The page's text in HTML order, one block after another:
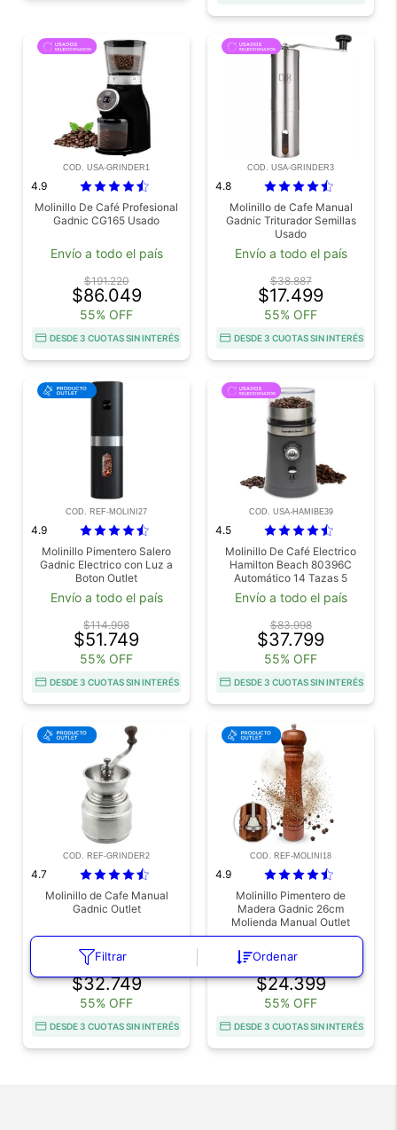
Filtrar Ordenar
COD. USA-GRINDER1
4.9
Molinillo De Café Profesional
Gadnic CG165 Usado
Envío a todo el país
$191.220
$86.049
55% OFF
DESDE 3 CUOTAS SIN INTERÉS
COD. USA-GRINDER3
4.8
Molinillo de Cafe Manual
Gadnic Triturador Semillas
Usado
Envío a todo el país
$38.887
$17.499
55% OFF
DESDE 3 CUOTAS SIN INTERÉS
COD. REF-MOLINI27
4.9
Molinillo Pimentero Salero
Gadnic Electrico con Luz a
Boton Outlet
Envío a todo el país
$114.998
$51.749
55% OFF
DESDE 3 CUOTAS SIN INTERÉS
COD. USA-HAMIBE39
4.5
Molinillo De Café Electrico
Hamilton Beach 80396C
Automático 14 Tazas 5
Niveles Usado
Envío a todo el país
$83.998
$37.799
55% OFF
DESDE 3 CUOTAS SIN INTERÉS
COD. REF-GRINDER2
4.7
Molinillo de Cafe Manual
Gadnic Outlet
Envío a todo el país
$72.776
$32.749
55% OFF
DESDE 3 CUOTAS SIN INTERÉS
COD. REF-MOLINI18
4.9
Molinillo Pimentero de
Madera Gadnic 26cm
Molienda Manual Outlet
Envío a todo el país
$24.399
55% OFF
DESDE 3 CUOTAS SIN INTERÉS